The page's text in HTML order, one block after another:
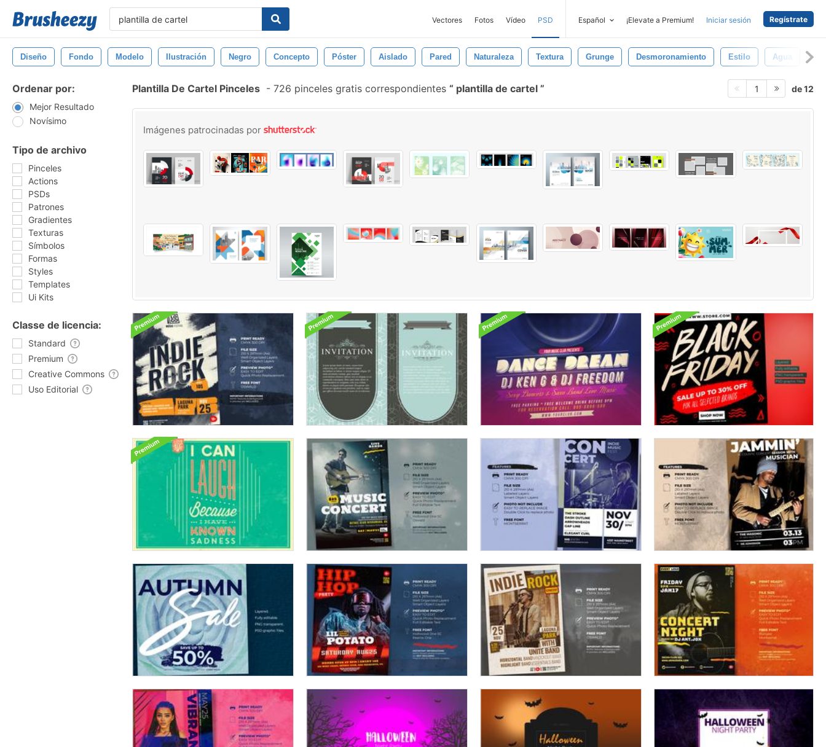
Vectores Fotos Vídeo PSD Español ¡Elevate a Premium! Iniciar sesión Regístrate
Diseño Fondo Modelo Ilustración Negro Concepto Póster Aislado Pared Naturaleza Textura Grunge Desmoronamiento Estilo Agua
Ordenar por:
Mejor Resultado
Novísimo
Tipo de archivo
Pinceles
Actions
PSDs
Patrones
Gradientes
Texturas
Símbolos
Formas
Styles
Templates
Ui Kits
Classe de licencia:
Standard
Premium
Creative Commons
Uso Editorial
Plantilla De Cartel Pinceles - 726 pinceles gratis correspondientes plantilla de cartel 1 de 12
Imágenes patrocinadas por